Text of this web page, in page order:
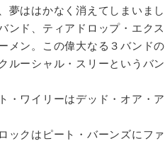
夢ははかなく消えてしまいま
ド、ティアドロップ・エク
メン。この偉大なる３バンド
ルーシャル・スリーというバ
ワイリーはデッド・オア・
クはピート・バーンズにフ